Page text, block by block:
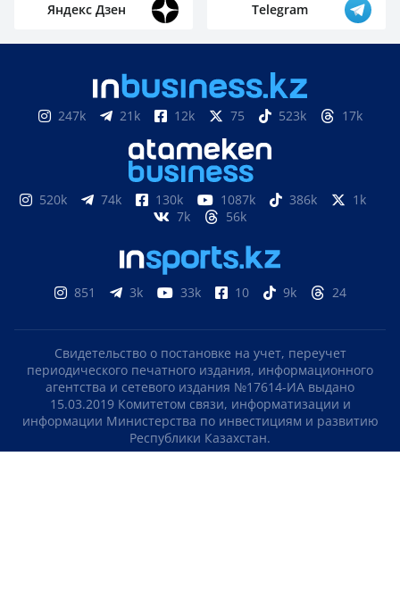
Яндекс Дзен Telegram
247k 21k 12k 75 523k 17k
520k 74k 130k 1087k 386k
1k
7k
56k
851 3k 33k 10 9k 24
Свидетельство о постановке на учет, переучет
периодического печатного издания, информационного
агентства и сетевого издания №17614-ИА выдано
15.03.2019 Комитетом связи, информатизации и
информации Министерства по инвестициям и развитию
Республики Казахстан.